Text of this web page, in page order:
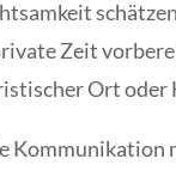
Zeit
Ort oder
Kommunikation